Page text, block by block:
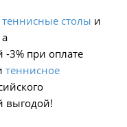
теннисные столы и
-3% при оплате
теннисное
выгодой!